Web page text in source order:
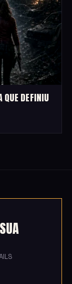
QUE DEFINIU